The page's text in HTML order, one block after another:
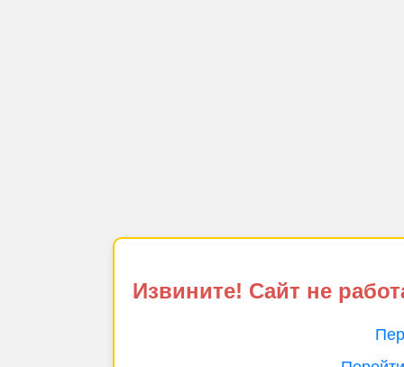
Извините! Сайт не